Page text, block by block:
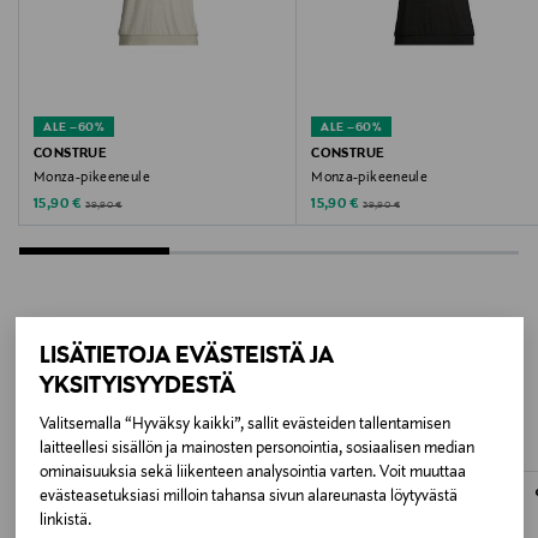
LISÄTIETOJA EVÄSTEISTÄ JA
YKSITYISYYDESTÄ
Valitsemalla “Hyväksy kaikki”, sallit evästeiden tallentamisen
laitteellesi sisällön ja mainosten personointia, sosiaalisen median
ominaisuuksia sekä liikenteen analysointia varten. Voit muuttaa
evästeasetuksiasi milloin tahansa sivun alareunasta löytyvästä
linkistä.
Valmistusmaa
Valmistajan tuotenumero
22038013
Valmistaja
Valmistajan osoite
Lars Sonckin Kaari 6, 02600 Espoo, Finland
Digitaalinen osoite
contact@bestseller.com
ALE –60%
CONSTRUE
Monza-pikeeneule
Discounted Price
15,90 € Original Price
39,90 €
ALE –60%
CONSTRUE
Monza-pikeeneule
Discounted Price
15,90 € Original Price
39,90 €
LISÄÄ KIINNOSTAVIA
TUOTTEITA